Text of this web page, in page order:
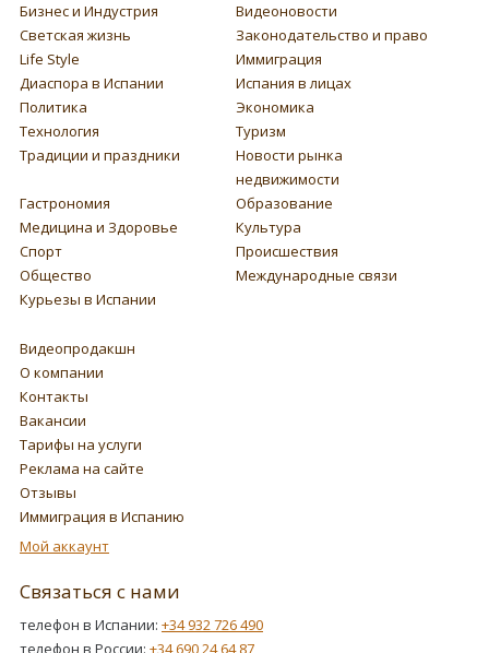
Бизнес и Индустрия
Видеоновости
Светская жизнь
Законодательство и право
Life Style
Иммиграция
Диаспора в Испании
Испания в лицах
Политика
Экономика
Технология
Туризм
Традиции и праздники
Новости рынка
недвижимости
Гастрономия
Образование
Медицина и Здоровье
Культура
Спорт
Происшествия
Общество
Международные связи
Курьезы в Испании
Видеопродакшн
О компании
Контакты
Вакансии
Тарифы на услуги
Реклама на сайте
Отзывы
Иммиграция в Испанию
Мой аккаунт
Связаться с нами
телефон в Испании: +34 932 726 490
телефон в России: +34 690 24 64 87